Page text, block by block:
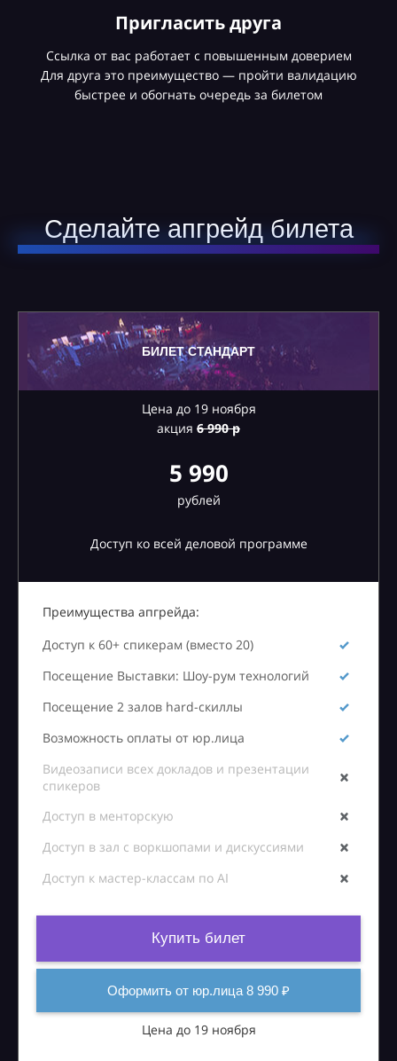
Пригласить друга
Ссылка от вас работает с повышенным доверием
Для друга это преимущество — пройти валидацию
быстрее и обогнать очередь за билетом
Сделайте апгрейд билета
БИЛЕТ СТАНДАРТ
Цена до 19 ноября
акция 6990 р
5 990
рублей
Доступ ко всей деловой программе
Преимущества апгрейда:
Доступ к 60+ спикерам (вместо 20)
Посещение Выставки: Шоу-рум технологий
Посещение 2 залов hard-скиллы
Возможность оплаты от юр.лица
Видеозаписи всех докладов и презентации
спикеров
Доступ в менторскую
Доступ в зал с воркшопами и дискуссиями
Доступ к мастер-классам по AI
Купить билет
Оформить от юр.лица 8 990 ₽
Цена до 19 ноября